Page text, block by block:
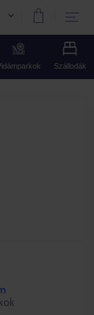
Aktuális nyelv:
Szállodák